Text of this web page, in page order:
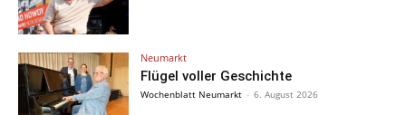
Neumarkt
Flügel voller Geschichte
Wochenblatt Neumarkt - 6. August 2026